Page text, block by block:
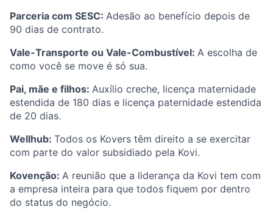
Parceria com SESC: Adesão ao benefício depois de
90 dias de contrato.
Vale-Transporte ou Vale-Combustível: A escolha de
como você se move é só sua.
Pai, mãe e filhos: Auxílio creche, licença maternidade
estendida de 180 dias e licença paternidade estendida
de 20 dias.
Wellhub: Todos os Kovers têm direito a se exercitar
com parte do valor subsidiado pela Kovi.
Kovenção: A reunião que a liderança da Kovi tem com
a empresa inteira para que todos fiquem por dentro
do status do negócio.